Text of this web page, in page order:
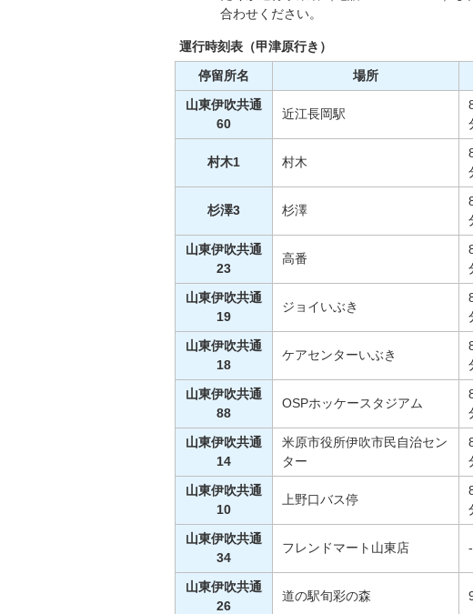
合わせください。
運行時刻表（甲津原行き）
停留所名
場所
山東伊吹共通
60
近江長岡駅
村木1 村木
杉澤3 杉澤
山東伊吹共通
23
高番
山東伊吹共通
19
ジョイいぶき
山東伊吹共通
18
ケアセンターいぶき
山東伊吹共通
88
OSPホッケースタジアム
山東伊吹共通
14
米原市役所伊吹市民自治セン
ター
山東伊吹共通
10
上野口バス停
山東伊吹共通
34
フレンドマート山東店 -
山東伊吹共通
26
道の駅旬彩の森